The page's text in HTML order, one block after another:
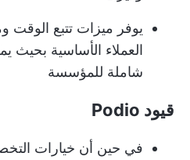
يوفر ميزات تتبع الوقت
العملاء الأساسية
شاملة للمؤسسة
قيود Podio
في حين أن خيارات